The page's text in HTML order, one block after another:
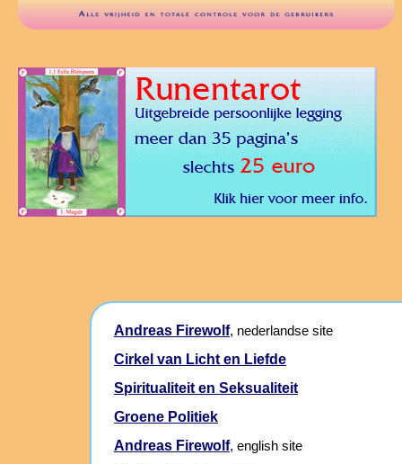
Andreas Firewolf, nederlandse site
Cirkel van Licht en Liefde
Spiritualiteit en Seksualiteit
Groene Politiek
Andreas Firewolf, english site